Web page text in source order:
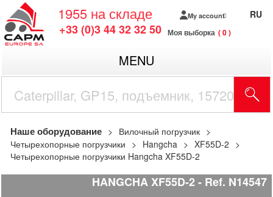
1955 на складе
+33 (0)3 44 32 32 50
My account
Моя выборка 0
RU
MENU
Наше оборудование
Вилочный погрузчик
Четырехопорные погрузчики
Hangcha
XF55D-2
Четырехопорные погрузчики Hangcha XF55D-2
HANGCHA XF55D-2 Ref. N14547